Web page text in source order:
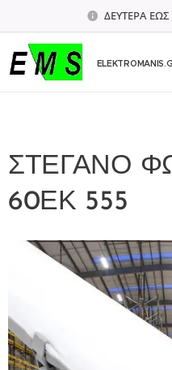
ΔΕΥΤΕΡΑ ΕΩΣ
ΣΤΕΓΑΝΟ
60ΕΚ 555